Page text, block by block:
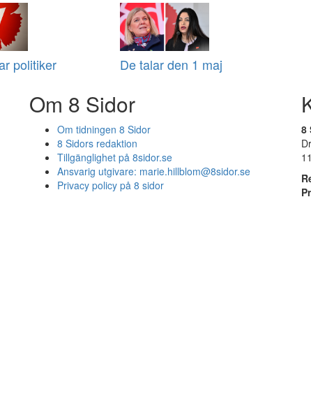
politiker De talar den 1 maj
Om 8 Sidor
Om tidningen 8 Sidor
8 Sidors redaktion
Tillgänglighet på 8sidor.se
Ansvarig utgivare: marie.hillblom@8sidor.se
Privacy policy på 8 sidor
8